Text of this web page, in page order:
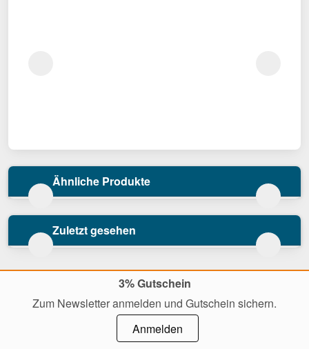
Ähnliche Produkte
Zuletzt gesehen
3% Gutschein
Zum Newsletter anmelden und Gutschein sichern.
Anmelden